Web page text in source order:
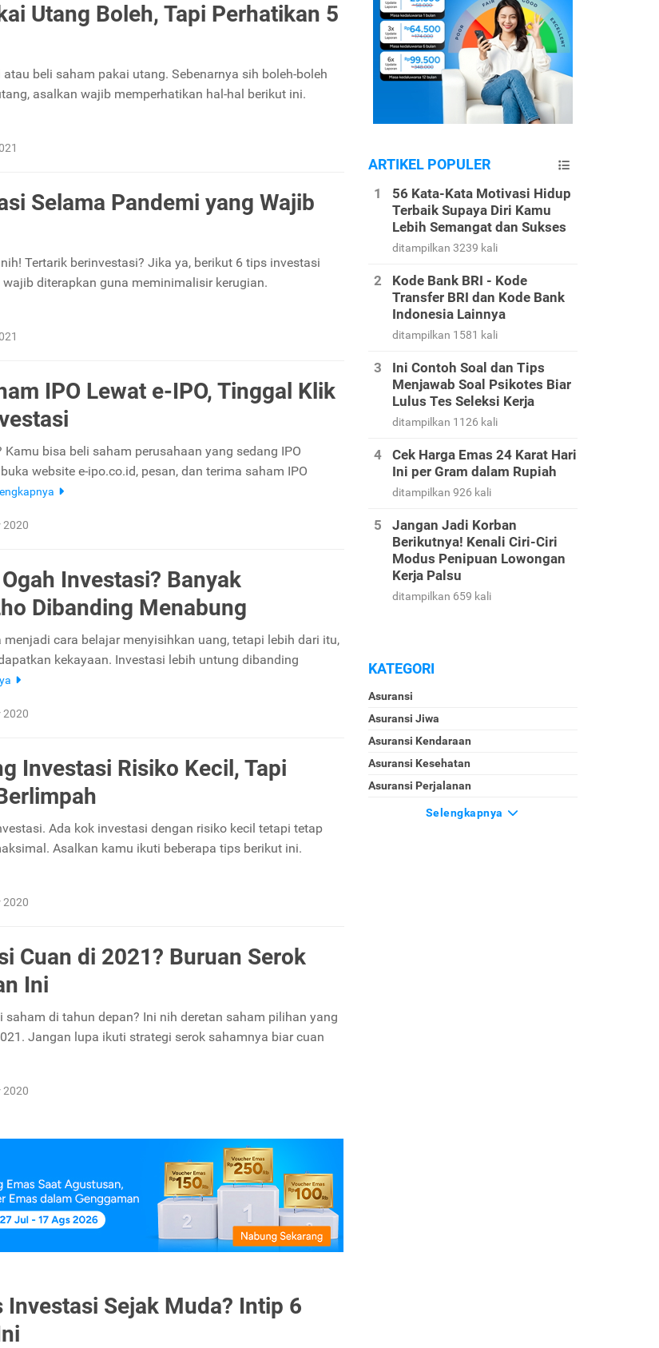
Utang Boleh, Tapi Perhatikan 5
beli saham pakai utang. Sebenarnya sih boleh-boleh
asalkan wajib memperhatikan hal-hal berikut ini.
Selama Pandemi yang Wajib
Tertarik berinvestasi? Jika ya, berikut 6 tips investasi
diterapkan guna meminimalisir kerugian.
IPO Lewat e-IPO, Tinggal Klik
bisa beli saham perusahaan yang sedang IPO
website e-ipo.co.id, pesan, dan terima saham IPO
2020
Investasi? Banyak
Dibanding Menabung
cara belajar menyisihkan uang, tetapi lebih dari itu,
kekayaan. Investasi lebih untung dibanding
2020
Investasi Risiko Kecil, Tapi
Ada kok investasi dengan risiko kecil tetapi tetap
Asalkan kamu ikuti beberapa tips berikut ini.
2020
Cuan di 2021? Buruan Serok
Ini
di tahun depan? Ini nih deretan saham pilihan yang
Jangan lupa ikuti strategi serok sahamnya biar cuan
2020
Investasi Sejak Muda? Intip 6
ARTIKEL POPULER
56 Kata-Kata Motivasi Hidup
Terbaik Supaya Diri Kamu
Lebih Semangat dan Sukses
ditampilkan 3239 kali
Kode Bank BRI - Kode
Transfer BRI dan Kode Bank
Indonesia Lainnya
ditampilkan 1581 kali
Ini Contoh Soal dan Tips
Menjawab Soal Psikotes Biar
Lulus Tes Seleksi Kerja
ditampilkan 1126 kali
Cek Harga Emas 24 Karat Hari
Ini per Gram dalam Rupiah
ditampilkan 926 kali
Jangan Jadi Korban
Berikutnya! Kenali Ciri-Ciri
Modus Penipuan Lowongan
Kerja Palsu
ditampilkan 659 kali
KATEGORI
Asuransi
Asuransi Jiwa
Asuransi Kendaraan
Asuransi Kesehatan
Asuransi Perjalanan
Selengkapnya